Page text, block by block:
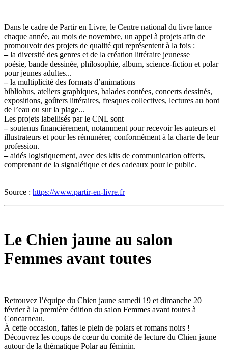
Dans le cadre de Partir en Livre, le Centre national du livre lance
chaque année, au mois de novembre, un appel à projets afin de
promouvoir des projets de qualité qui représentent à la fois :
–la diversité des genres et de la création littéraire jeunesse
poésie, bande dessinée, philosophie, album, science-fiction et polar
pour jeunes adultes...
–la multiplicité des formats d’animations
bibliobus, ateliers graphiques, balades contées, concerts dessinés,
expositions, goûters littéraires, fresques collectives, lectures au bord
de l’eau ou sur la plage...
Les projets labellisés par le CNL sont
–soutenus financièrement, notamment pour recevoir les auteurs et
illustrateurs et pour les rémunérer, conformément à la charte de leur
profession.
–aidés logistiquement, avec des kits de communication offerts,
comprenant de la signalétique et des cadeaux pour le public.
Source : https://www.partir-en-livre.fr
Le Chien jaune au salon
Femmes avant toutes
Retrouvez l’équipe du Chien jaune samedi 19 et dimanche 20
février à la première édition du salon Femmes avant toutes à
Concarneau.
À cette occasion, faites le plein de polars et romans noirs !
Découvrez les coups de cœur du comité de lecture du Chien jaune
autour de la thématique Polar au féminin.